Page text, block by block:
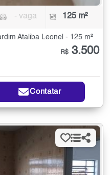
- vaga 125 m²
Ataliba Leonel - 125 m²
R$ 3.500
Contatar